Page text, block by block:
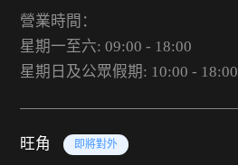
營業時間：
星期一至六: 09:00 - 18:00
星期日及公眾假期: 10:00 - 18:00
旺角 即將對外